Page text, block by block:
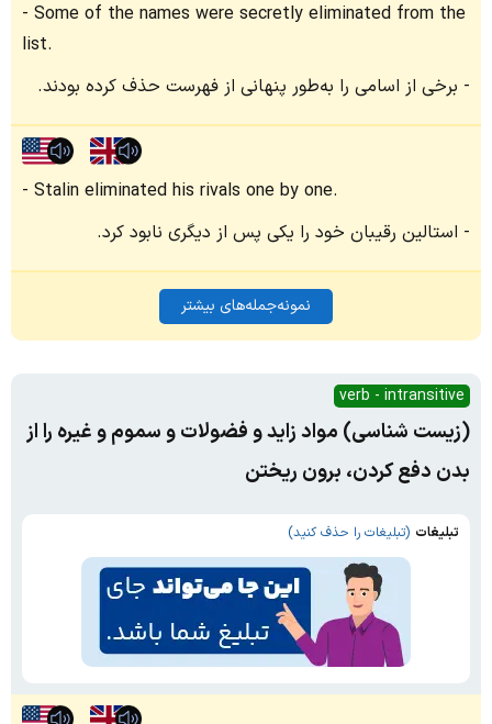
Some of the names were secretly eliminated from the
list.
برخی از اسامی را به‌طور پنهانی از فهرست حذف کرده بودند.
Stalin eliminated his rivals one by one.
استالین رقیبان خود را یکی پس از دیگری نابود کرد.
نمونه‌جمله‌های بیشتر
verb - intransitive
(زیست شناسی) مواد زاید و فضولات و سموم و غیره را از
بدن دفع کردن، برون ریختن
تبلیغات (تبلیغات را حذف کنید)